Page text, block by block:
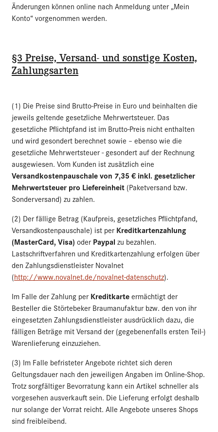
Änderungen können online nach Anmeldung unter „Mein
Konto“ vorgenommen werden.
§3 Preise, Versand- und sonstige Kosten,
Zahlungsarten
(1) Die Preise sind Brutto-Preise in Euro und beinhalten die
jeweils geltende gesetzliche Mehrwertsteuer. Das
gesetzliche Pflichtpfand ist im Brutto-Preis nicht enthalten
und wird gesondert berechnet sowie – ebenso wie die
gesetzliche Mehrwertsteuer - gesondert auf der Rechnung
ausgewiesen. Vom Kunden ist zusätzlich eine
Versandkostenpauschale von 7,35 € inkl. gesetzlicher
Mehrwertsteuer pro Liefereinheit (Paketversand bzw.
Sonderversand) zu zahlen.
(2) Der fällige Betrag (Kaufpreis, gesetzliches Pflichtpfand,
Versandkostenpauschale) ist per Kreditkartenzahlung
(MasterCard, Visa) oder Paypal zu bezahlen.
Lastschriftverfahren und Kreditkartenzahlung erfolgen über
den Zahlungsdienstleister Novalnet
(http://www.novalnet.de/novalnet-datenschutz).
Im Falle der Zahlung per Kreditkarteermächtigt der
Besteller die Störtebeker Braumanufaktur bzw. den von ihr
eingesetzten Zahlungsdienstleister ausdrücklich dazu, die
fälligen Beträge mit Versand der (gegebenenfalls ersten Teil-)
Warenlieferung einzuziehen.
(3) Im Falle befristeter Angebote richtet sich deren
Geltungsdauer nach den jeweiligen Angaben im Online-Shop.
Trotz sorgfältiger Bevorratung kann ein Artikel schneller als
vorgesehen ausverkauft sein. Die Lieferung erfolgt deshalb
nur solange der Vorrat reicht. Alle Angebote unseres Shops
sind freibleibend.